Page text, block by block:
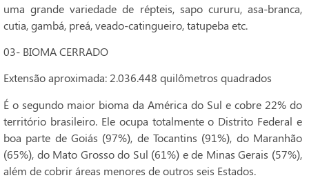
uma grande variedade de répteis, sapo cururu, asa-branca,
cutia, gambá, preá, veado-catingueiro, tatupeba etc.
03- BIOMA CERRADO
Extensão aproximada: 2.036.448 quilômetros quadrados
É o segundo maior bioma da América do Sul e cobre 22% do
território brasileiro. Ele ocupa totalmente o Distrito Federal e
boa parte de Goiás (97%), de Tocantins (91%), do Maranhão
(65%), do Mato Grosso do Sul (61%) e de Minas Gerais (57%),
além de cobrir áreas menores de outros seis Estados.